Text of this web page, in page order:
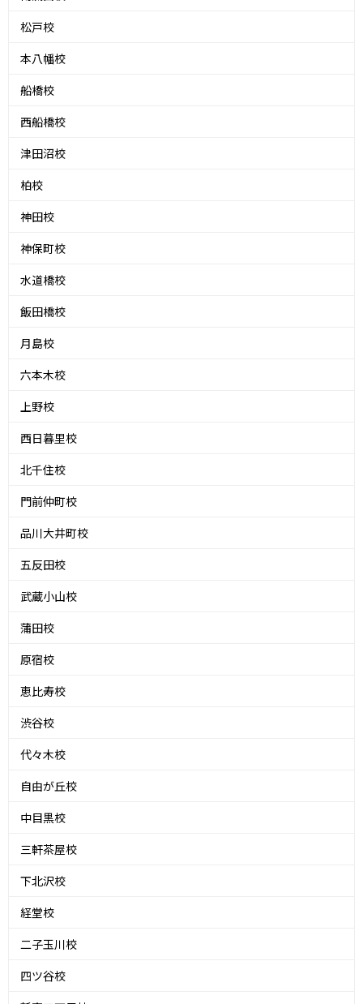
松戸校
本八幡校
船橋校
西船橋校
津田沼校
柏校
神田校
神保町校
水道橋校
飯田橋校
月島校
六本木校
上野校
西日暮里校
北千住校
門前仲町校
品川大井町校
五反田校
武蔵小山校
蒲田校
原宿校
恵比寿校
渋谷校
代々木校
自由が丘校
中目黒校
三軒茶屋校
下北沢校
経堂校
二子玉川校
四ツ谷校